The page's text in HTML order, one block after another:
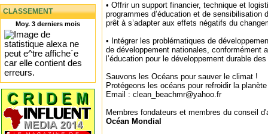
CLASSEMENT
Moy. 3 derniers mois
• Offrir un support financier, technique et
programmes d’éducation et de sensibilisation
prêt à s’adapter aux effets négatifs du
• Intégrer les problématiques de
de développement nationales, conformément
l’éducation pour le développement durable
Sauvons les Océans pour sauver le climat !
Protégeons les océans pour refroidir la
Email : clean_beachmr@yahoo.fr
Membres fondateurs et membres du conseil
Océan Mondial